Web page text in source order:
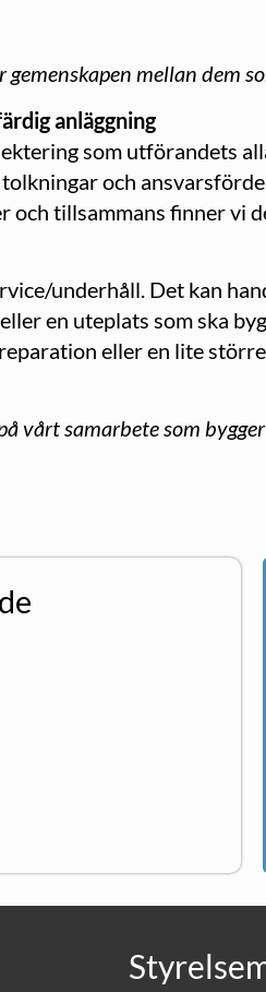
mellan dem
anläggning
som utförandets
och
tillsammans finner vi
underhåll. Det kan
en uteplats som ska
eller en lite
vårt samarbete som